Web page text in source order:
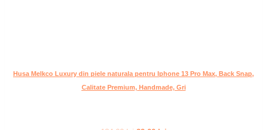
Husa Melkco Luxury din piele naturala pentru Iphone 13 Pro Max, Back Snap,
Calitate Premium, Handmade, Gri